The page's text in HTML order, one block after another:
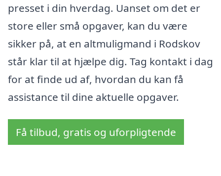
presset i din hverdag. Uanset om det er
store eller små opgaver, kan du være
sikker på, at en altmuligmand i Rodskov
står klar til at hjælpe dig. Tag kontakt i dag
for at finde ud af, hvordan du kan få
assistance til dine aktuelle opgaver.
Få tilbud, gratis og uforpligtende